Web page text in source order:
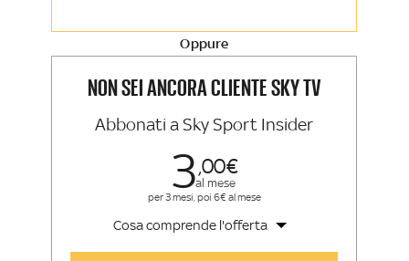
Sport e Sky TG24
La newsletter esclusiva di Sky Sport
Oppure
NON SEI ANCORA CLIENTE SKY TV
Abbonati a Sky Sport Insider
300
al mese
per 3 mesi, poi 6€ al mese
Cosa comprende l'offerta